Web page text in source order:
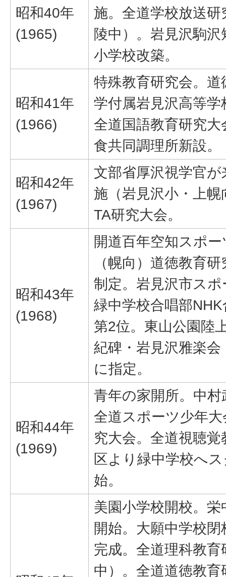
昭和40年
(1965)
施。全道学校放送
陵中）。岩見沢駒
小学校改築。
昭和41年
(1966)
特殊教育研究会。
学付属岩見沢高等
全道国語教育研究
食共同調理所新設。
昭和42年
(1967)
文部省厚沢視学官
施（岩見沢小・上
TA研究大会。
昭和43年
(1968)
開道百年空知スポ
（幌向）道徳教育
制定。岩見沢市ス
緑中学校合唱部
第2位。東山公園陸
紀碑・岩見沢雅楽
に指定。
昭和44年
(1969)
青年の家開所。中
全道スポーツ少年
究大会。全道視聴
区より緑中学校へ
始。
美園小学校開校。
開始。大願中学校
完成。全道理科教
中）。全道道徳教